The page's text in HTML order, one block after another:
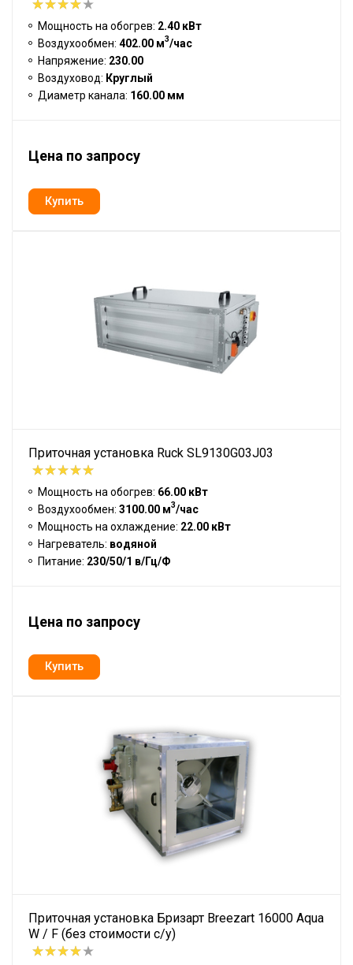
Мощность на обогрев: 2.40 кВт
Воздухообмен: 402.00 м3/час
Напряжение: 230.00
Воздуховод: Круглый
Диаметр канала: 160.00 мм
Цена по запросу
Приточная установка Ruck SL9130G03J03
Мощность на обогрев: 66.00 кВт
Воздухообмен: 3100.00 м3/час
Мощность на охлаждение: 22.00 кВт
Нагреватель: водяной
Питание: 230/50/1 в/Гц/Ф
Цена по запросу
Приточная установка Бризарт Breezart 16000 Aqua
W / F (без стоимости с/у)